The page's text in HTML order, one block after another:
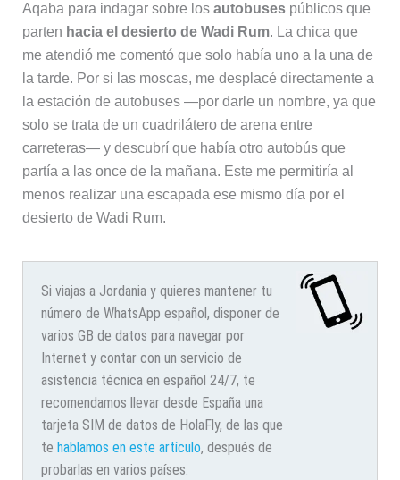
Aqaba para indagar sobre los autobusespúblicos que
parten hacia el desierto de Wadi Rum. La chica que
me atendió me comentó que solo había uno a la una de
la tarde. Por si las moscas, me desplacé directamente a
la estación de autobuses —por darle un nombre, ya que
solo se trata de un cuadrilátero de arena entre
carreteras— y descubrí que había otro autobús que
partía a las once de la mañana. Este me permitiría al
menos realizar una escapada ese mismo día por el
desierto de Wadi Rum.
Si viajas a Jordania y quieres mantener tu
número de WhatsApp español, disponer de
varios GB de datos para navegar por
Internet y contar con un servicio de
asistencia técnica en español 24/7, te
recomendamos llevar desde España una
tarjeta SIM de datos de HolaFly, de las que
te hablamos en este artículo, después de
probarlas en varios países.